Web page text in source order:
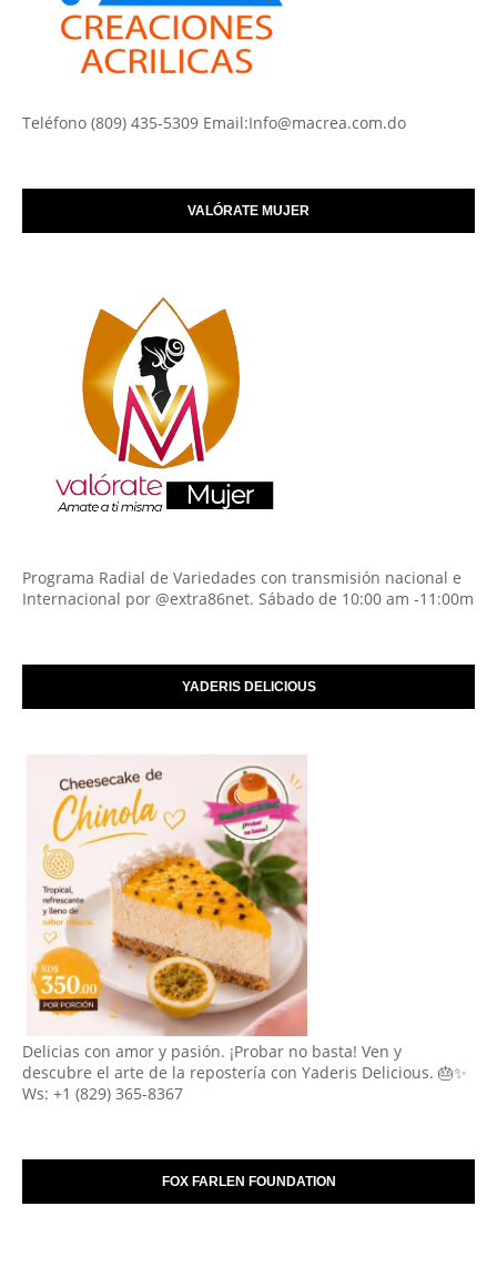
Teléfono (809) 435-5309 Email:Info@macrea.com.do
VALÓRATE MUJER
Programa Radial de Variedades con transmisión nacional e
Internacional por @extra86net. Sábado de 10:00 am -11:00m
YADERIS DELICIOUS
Delicias con amor y pasión. ¡Probar no basta! Ven y
descubre el arte de la repostería con Yaderis Delicious. 🎂✨
Ws: +1 (829) 365-8367
FOX FARLEN FOUNDATION